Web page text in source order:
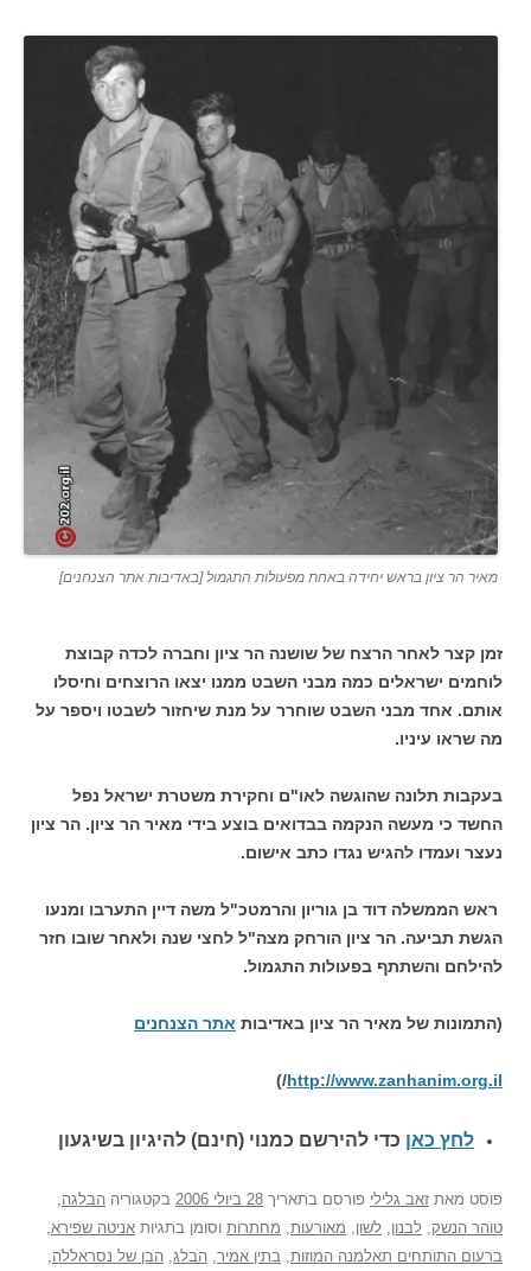
מאיר הר ציון בראש יחידה באחת מפעולות התגמול [באדיבות אתר הצנחנים]
זמן קצר לאחר הרצח של שושנה הר ציון וחברה לכדה קבוצת
לוחמים ישראלים כמה מבני השבט ממנו יצאו הרוצחים וחיסלו
אותם. אחד מבני השבט שוחרר על מנת שיחזור לשבטו ויספר על
מה שראו עיניו.
בעקבות תלונה שהוגשה לאו"ם וחקירת משטרת ישראל נפל
החשד כי מעשה הנקמה בבדואים בוצע בידי מאיר הר ציון. הר ציון
נעצר ועמדו להגיש נגדו כתב אישום.
ראש הממשלה דוד בן גוריון והרמטכ"ל משה דיין התערבו ומנעו
הגשת תביעה. הר ציון הורחק מצה"ל לחצי שנה ולאחר שובו חזר
להילחם והשתתף בפעולות התגמול.
(התמונות של מאיר הר ציון באדיבות אתר הצנחנים
http://www.zanhanim.org.il
/)
לחץ כאן כדי להירשם כמנוי (חינם) להיגיון בשיגעון
פוסט מאת זאב גלילי פורסם בתאריך 28 ביולי 2006 בקטגוריה הבלגה,
טוהר הנשק, לבנון, לשון, מאורעות, מחתרות וסומן בתגיות אניטה שפירא,
ברעום התותחים תאלמנה המוזות, בתין אמיר, הבלג, הבן של נסראללה,